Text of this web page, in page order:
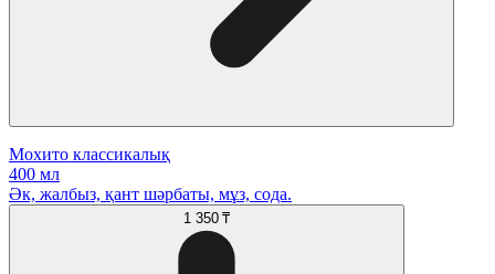
Мохито классикалық
400 мл
Әк, жалбыз, қант шәрбаты, мұз, сода.
1 350 ₸